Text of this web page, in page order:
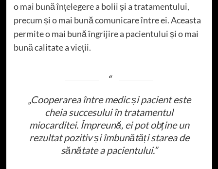
o mai bună înțelegere a bolii și a tratamentului,
precum și o mai bună comunicare între ei. Aceasta
permite o mai bună îngrijire a pacientului și o mai
bună calitate a vieții.
„Cooperarea între medic și pacient este
cheia succesului în tratamentul
miocarditei. Împreună, ei pot obține un
rezultat pozitiv și îmbunătăți starea de
sănătate a pacientului.”